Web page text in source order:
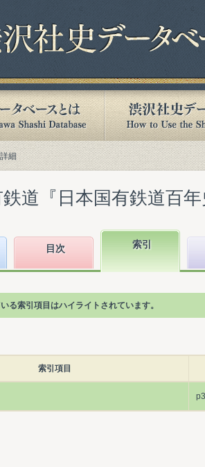
細
鉄道『日本国有鉄道百
目次 索引
る索引項目はハイライトされています。
索引項目